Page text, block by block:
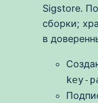
Sigstore.
сборки;
в
key-